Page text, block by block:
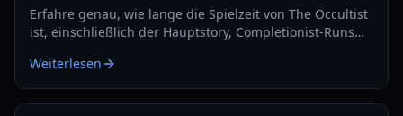
Erfahre genau, wie lange die Spielzeit von The Occultist
ist, einschließlich der Hauptstory, Completionist-Runs
Godstone.
Weiterlesen